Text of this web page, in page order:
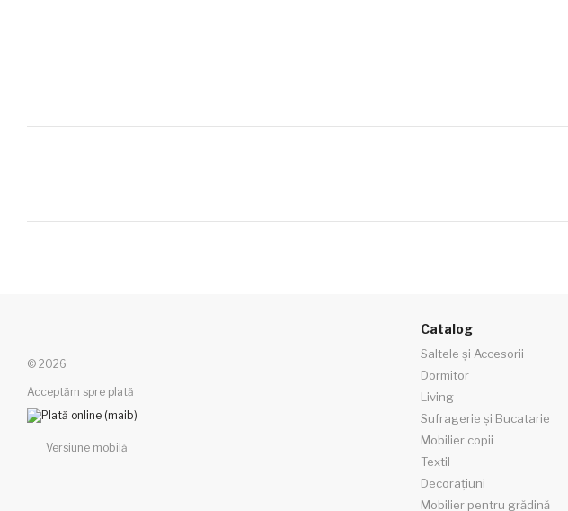
© 2026
Acceptăm spre plată
Versiune mobilă
Catalog
Saltele și Accesorii
Dormitor
Living
Sufragerie și Bucatarie
Mobilier copii
Textil
Decorațiuni
Mobilier pentru grădină